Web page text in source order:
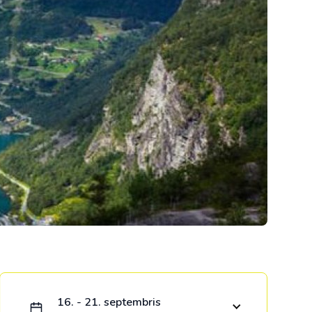
Kolumbija
Kostarika
Kuba
Meksika
Panama
Ielādējam piedāvājumu...
16. - 21. septembris